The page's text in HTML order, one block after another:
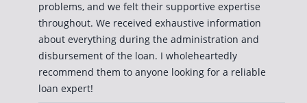
problems, and we felt their supportive expertise
throughout. We received exhaustive information
about everything during the administration and
disbursement of the loan. I wholeheartedly
recommend them to anyone looking for a reliable
loan expert!